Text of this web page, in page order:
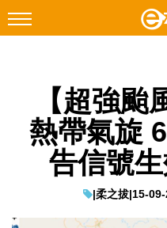
Facebook Instagram
科技焦點
網絡生活
教學評測
【超強颱
熱帶氣旋
告信號
|柔之拔|15-